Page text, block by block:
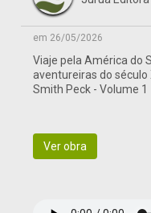
em 26/05/2026
Viaje pela América do
aventureiras do
Smith Peck - Volume 1
Ver obra